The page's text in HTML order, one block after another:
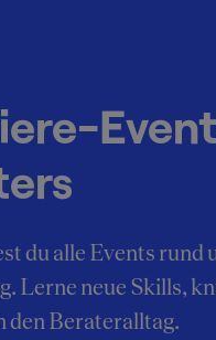
du alle Events rund
Lerne neue Skills,
den Berateralltag.